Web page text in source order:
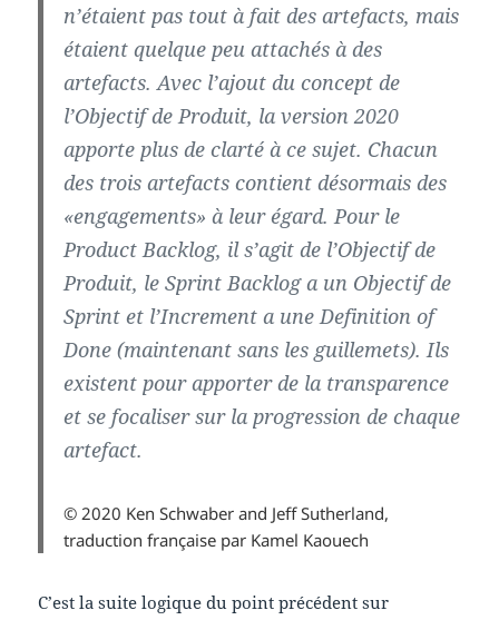
n’étaient pas tout à fait des artefacts, mais
étaient quelque peu attachés à des
artefacts. Avec l’ajout du concept de
l’Objectif de Produit, la version 2020
apporte plus de clarté à ce sujet. Chacun
des trois artefacts contient désormais des
«engagements» à leur égard. Pour le
Product Backlog, il s’agit de l’Objectif de
Produit, le Sprint Backlog a un Objectif de
Sprint et l’Increment a une Definition of
Done (maintenant sans les guillemets). Ils
existent pour apporter de la transparence
et se focaliser sur la progression de chaque
artefact.
© 2020 Ken Schwaber and Jeff Sutherland,
traduction française par Kamel Kaouech
C’est la suite logique du point précédent sur